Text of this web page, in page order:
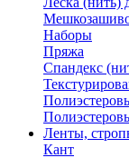
Наборы
Пряжа
Спандекс
Ленты,
Кант